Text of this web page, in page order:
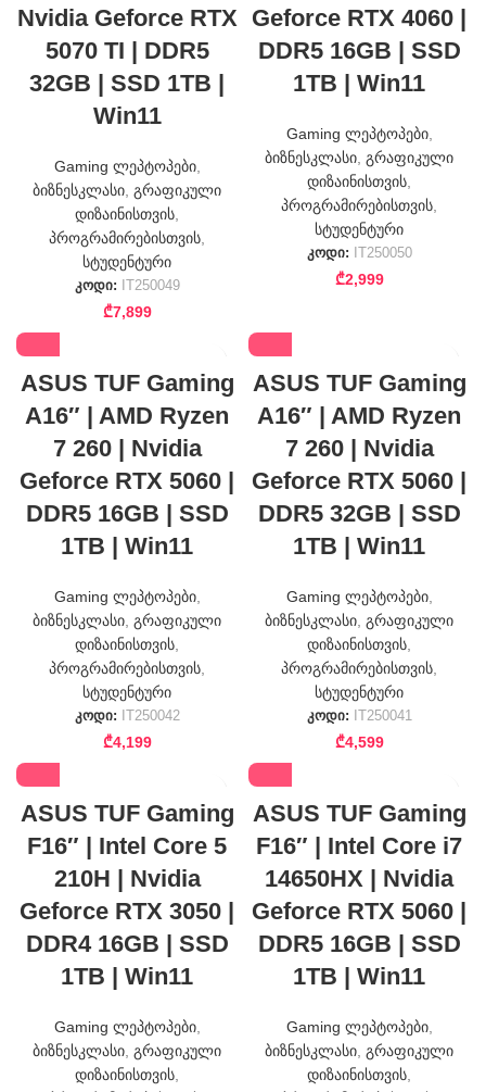
Nvidia Geforce RTX
5070 TI | DDR5
32GB | SSD 1TB |
Win11
Gaming ლეპტოპები,
ბიზნესკლასი გრაფიკული
დიზაინისთვის
პროგრამირებისთვის
სტუდენტური
კოდი: IT250049
₾7,899
Geforce RTX 4060 |
DDR5 16GB | SSD
1TB | Win11
Gaming ლეპტოპები,
ბიზნესკლასი გრაფიკული
დიზაინისთვის
პროგრამირებისთვის
სტუდენტური
კოდი: IT250050
₾2,999
ASUS TUF Gaming
A16″ | AMD Ryzen
7 260 | Nvidia
Geforce RTX 5060 |
DDR5 16GB | SSD
1TB | Win11
Gaming ლეპტოპები,
ბიზნესკლასი გრაფიკული
დიზაინისთვის
პროგრამირებისთვის
სტუდენტური
კოდი: IT250042
₾4,199
ASUS TUF Gaming
A16″ | AMD Ryzen
7 260 | Nvidia
Geforce RTX 5060 |
DDR5 32GB | SSD
1TB | Win11
Gaming ლეპტოპები,
ბიზნესკლასი გრაფიკული
დიზაინისთვის
პროგრამირებისთვის
სტუდენტური
კოდი: IT250041
₾4,599
ASUS TUF Gaming
F16″ | Intel Core 5
210H | Nvidia
Geforce RTX 3050 |
DDR4 16GB | SSD
1TB | Win11
Gaming ლეპტოპები,
ბიზნესკლასი გრაფიკული
დიზაინისთვის
ASUS TUF Gaming
F16″ | Intel Core i7
14650HX | Nvidia
Geforce RTX 5060 |
DDR5 16GB | SSD
1TB | Win11
Gaming ლეპტოპები,
ბიზნესკლასი გრაფიკული
დიზაინისთვის